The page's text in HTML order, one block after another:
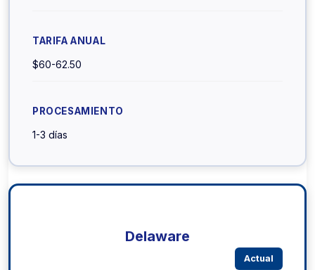
$60-62.50
1-3 días
Delaware
Actual